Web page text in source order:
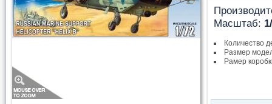
Масштаб:
Количество
Размер
Рамер